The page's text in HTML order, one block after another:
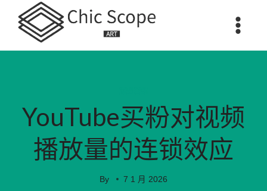
content
YouTube买粉对视频
播放量的连锁效应
By 7 1 月 2026